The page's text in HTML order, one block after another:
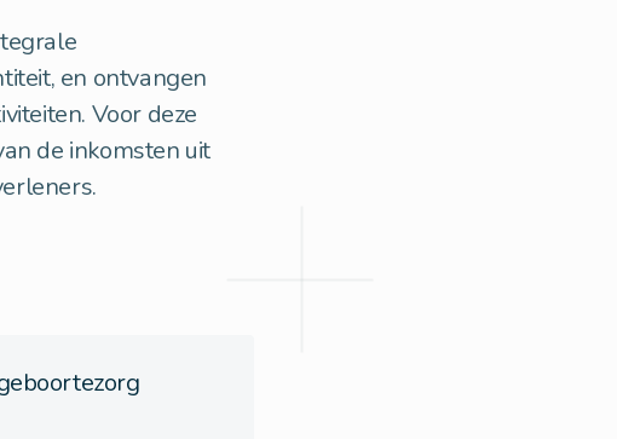
en ontvangen
Voor deze
de inkomsten uit